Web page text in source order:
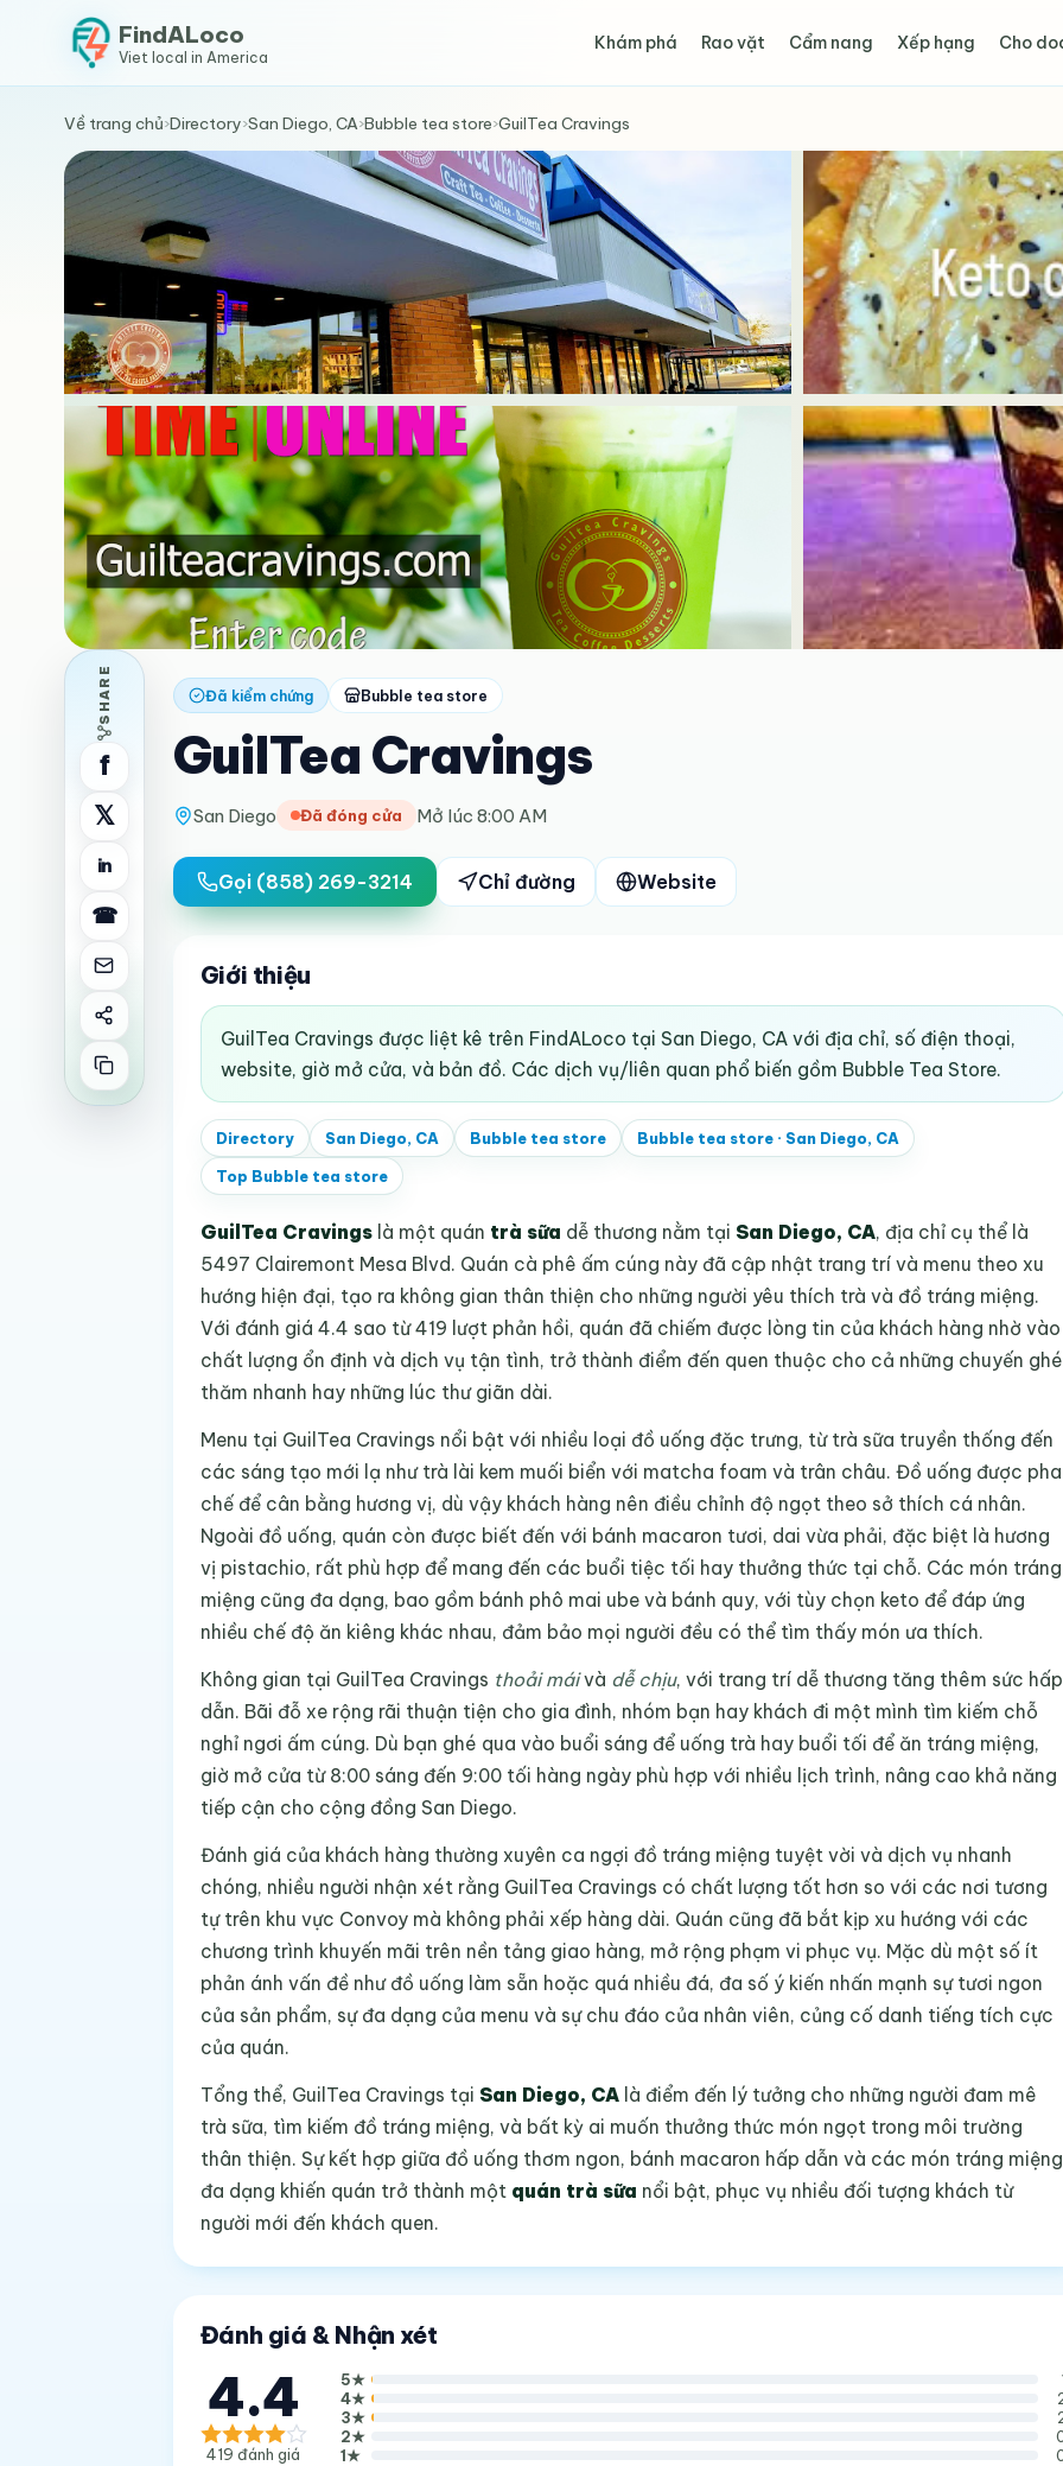
FindALoco
Viet local in America
Khám phá Rao vặt Cẩm nang Xếp hạng Cho
Về trang chủ›Directory›San Diego, CA›Bubble tea store›GuilTea Cravings
SHARE
f
𝕏
in
☎
Đã kiểm chứng Bubble tea store
GuilTea Cravings
San Diego Đã đóng cửa Mở lúc 8:00 AM
Gọi (858) 269-3214 Chỉ đường Website
Giới thiệu
GuilTea Cravings được liệt kê trên FindALoco tại San Diego, CA với địa chỉ, số điện thoại,
website, giờ mở cửa, và bản đồ. Các dịch vụ/liên quan phổ biến gồm Bubble Tea Store.
Directory San Diego, CA Bubble tea store Bubble tea store· San Diego, CA
Top Bubble tea store
GuilTea Cravingslà một quán trà sữa dễ thương nằm tại San Diego, CA, địa chỉ cụ thể là
5497 Clairemont Mesa Blvd. Quán cà phê ấm cúng này đã cập nhật trang trí và menu theo xu
hướng hiện đại, tạo ra không gian thân thiện cho những người yêu thích trà và đồ tráng miệng.
Với đánh giá 4.4 sao từ 419 lượt phản hồi, quán đã chiếm được lòng tin của khách hàng nhờ vào
chất lượng ổn định và dịch vụ tận tình, trở thành điểm đến quen thuộc cho cả những chuyến ghé
thăm nhanh hay những lúc thư giãn dài.
Menu tại GuilTea Cravings nổi bật với nhiều loại đồ uống đặc trưng, từ trà sữa truyền thống đến
các sáng tạo mới lạ như trà lài kem muối biển với matcha foam và trân châu. Đồ uống được pha
chế để cân bằng hương vị, dù vậy khách hàng nên điều chỉnh độ ngọt theo sở thích cá nhân.
Ngoài đồ uống, quán còn được biết đến với bánh macaron tươi, dai vừa phải, đặc biệt là hương
vị pistachio, rất phù hợp để mang đến các buổi tiệc tối hay thưởng thức tại chỗ. Các món tráng
miệng cũng đa dạng, bao gồm bánh phô mai ube và bánh quy, với tùy chọn keto để đáp ứng
nhiều chế độ ăn kiêng khác nhau, đảm bảo mọi người đều có thể tìm thấy món ưa thích.
Không gian tại GuilTea Cravings thoải máivà dễ chịu, với trang trí dễ thương tăng thêm sức hấp
dẫn. Bãi đỗ xe rộng rãi thuận tiện cho gia đình, nhóm bạn hay khách đi một mình tìm kiếm chỗ
nghỉ ngơi ấm cúng. Dù bạn ghé qua vào buổi sáng để uống trà hay buổi tối để ăn tráng miệng,
giờ mở cửa từ 8:00 sáng đến 9:00 tối hàng ngày phù hợp với nhiều lịch trình, nâng cao khả năng
tiếp cận cho cộng đồng San Diego.
Đánh giá của khách hàng thường xuyên ca ngợi đồ tráng miệng tuyệt vời và dịch vụ nhanh
chóng, nhiều người nhận xét rằng GuilTea Cravings có chất lượng tốt hơn so với các nơi tương
tự trên khu vực Convoy mà không phải xếp hàng dài. Quán cũng đã bắt kịp xu hướng với các
chương trình khuyến mãi trên nền tảng giao hàng, mở rộng phạm vi phục vụ. Mặc dù một số ít
phản ánh vấn đề như đồ uống làm sẵn hoặc quá nhiều đá, đa số ý kiến nhấn mạnh sự tươi ngon
của sản phẩm, sự đa dạng của menu và sự chu đáo của nhân viên, củng cố danh tiếng tích cực
của quán.
Tổng thể, GuilTea Cravings tại San Diego, CAlà điểm đến lý tưởng cho những người đam mê
trà sữa, tìm kiếm đồ tráng miệng, và bất kỳ ai muốn thưởng thức món ngọt trong môi trường
thân thiện. Sự kết hợp giữa đồ uống thơm ngon, bánh macaron hấp dẫn và các món tráng miệng
đa dạng khiến quán trở thành một quán trà sữa nổi bật, phục vụ nhiều đối tượng khách từ
người mới đến khách quen.
Đánh giá & Nhận xét
4.4
419 đánh giá
5★
4★
3★
2★
1★